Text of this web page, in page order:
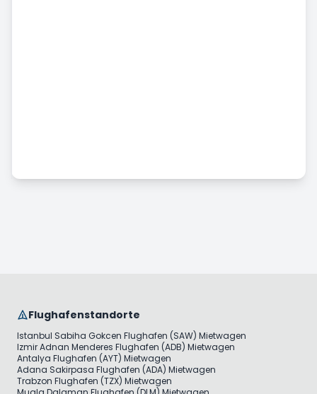
Flughafenstandorte
Istanbul Sabiha Gokcen Flughafen (SAW) Mietwagen
Izmir Adnan Menderes Flughafen (ADB) Mietwagen
Antalya Flughafen (AYT) Mietwagen
Adana Sakirpasa Flughafen (ADA) Mietwagen
Trabzon Flughafen (TZX) Mietwagen